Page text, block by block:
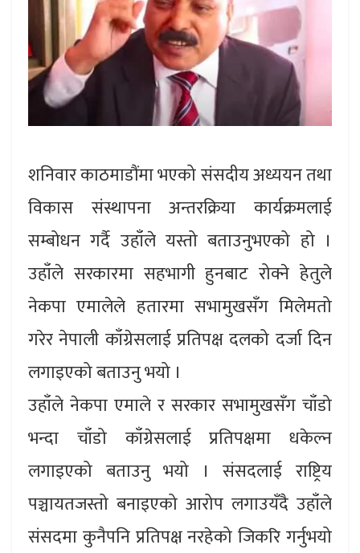
शनिवार काठमाडौंमा भएको संसदीय अध्ययन तथा
विकास संस्थापना अन्तरक्रिया कार्यक्रमलाई
सम्बोधन गर्दै उहाँले यस्तो बताउनुभएको हो ।
उहाँले सरकारमा सहभागी हुनबाट रोक्ने हेतुले
नेकपा एमालेले हतारमा सभामुखसँग मिलेमतो
गरेर नेपाली काँग्रेसलाई प्रतिपक्ष दलको दर्जा दिन
लगाइएको बताउनु भयो ।
उहाँले नेकपा एमाले र सरकार सभामुखसँग चाँडो
भन्दा चाँडो काँग्रेसलाई प्रतिपक्षमा धकेल्न
लगाइएको बताउनु भयो । संसदलाई राष्ट्रिय
पञ्चायतजस्तो बनाइएको आरोप लगाउयँदै उहाँले
संसदमा कुनैपनि प्रतिपक्ष नरहेको जिकरि गर्नुभयो